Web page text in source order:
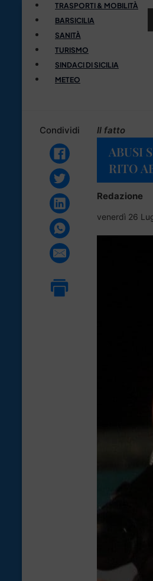
TRASPORTI & MOBILITÀ
BARSICILIA
SANITÀ
TURISMO
SINDACI DI SICILIA
METEO
Condividi Il fatto
ABUSI
RITO
Redazione
venerdì 26